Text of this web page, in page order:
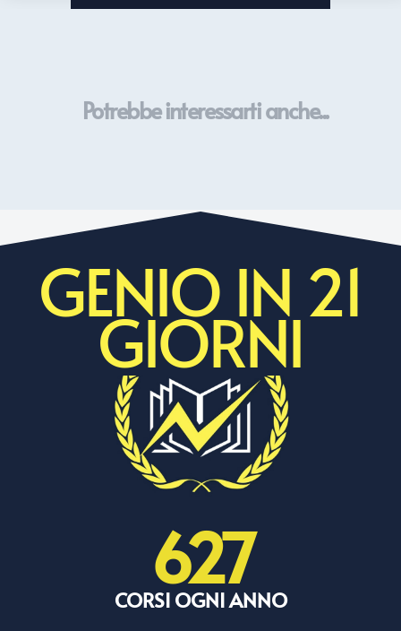
Potrebbe interessarti anche...
GENIO IN 21
GIORNI
CORSI OGNI ANNO
627